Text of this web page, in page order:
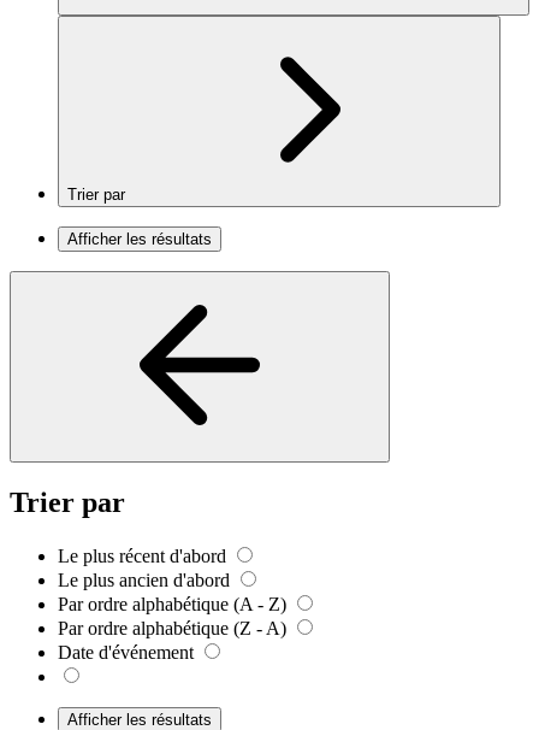
Trier par
Afficher les résultats
Trier par
Le plus récent d'abord
Le plus ancien d'abord
Par ordre alphabétique (A - Z)
Par ordre alphabétique (Z - A)
Date d'événement
Afficher les résultats